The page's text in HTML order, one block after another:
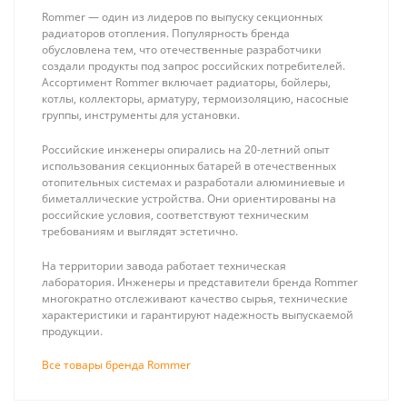
ZONT SMART 2.0
GSM / Wi-Fi
контроллер на
стену и DIN-
рейку, 3 выхода
16 430 ₽
Антилёд
ремонтный
60/100
(насадка)
997 ₽
Rommer — один из лидеров по выпуску секционных
радиаторов отопления. Популярность бренда
обусловлена тем, что отечественные разработчики
создали продукты под запрос российских потребителей.
Ассортимент Rommer включает радиаторы, бойлеры,
котлы, коллекторы, арматуру, термоизоляцию, насосные
группы, инструменты для установки.
Российские инженеры опирались на 20-летний опыт
использования секционных батарей в отечественных
отопительных системах и разработали алюминиевые и
биметаллические устройства. Они ориентированы на
российские условия, соответствуют техническим
требованиям и выглядят эстетично.
На территории завода работает техническая
лаборатория. Инженеры и представители бренда Rommer
многократно отслеживают качество сырья, технические
характеристики и гарантируют надежность выпускаемой
продукции.
Все товары бренда Rommer